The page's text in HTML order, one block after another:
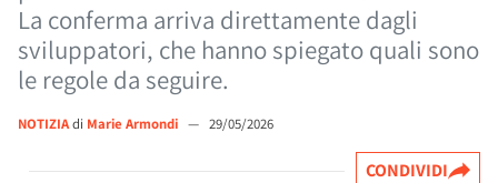
La conferma arriva direttamente dagli
sviluppatori, che hanno spiegato quali sono
le regole da seguire.
NOTIZIAdi Marie Armondi — 29/05/2026
CONDIVIDI